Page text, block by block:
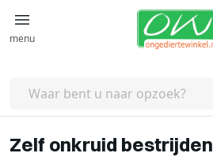
menu
Zelf onkruid bestrijden